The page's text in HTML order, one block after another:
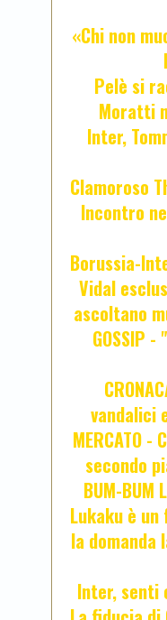
«Chi non
Pelè si
Moratti
Inter,
Clamoroso
Incontro
Borussia-
Vidal
ascoltano
GOSSIP
vandalici
MERCATO -
secondo
BUM-BUM
Lukaku è
la domanda
Inter, senti